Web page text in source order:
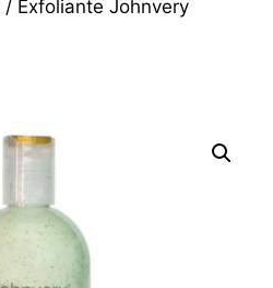
/ Exfoliante Johnvery